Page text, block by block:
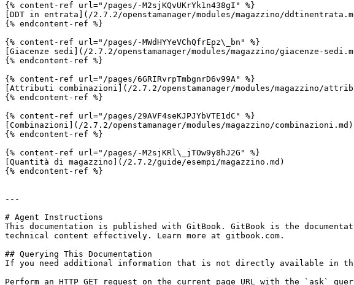
{% content-ref url="/pages/-M2sjKQvUKrYk1n438gI" %}
[DDT in entrata](/2.7.2/openstamanager/modules/magazzino/
{% endcontent-ref %}
{% content-ref url="/pages/-MWdHYYeVChQfrEpz\_bn" %}
[Giacenze sedi](/2.7.2/openstamanager/modules/magazzino/giacenze-
{% endcontent-ref %}
{% content-ref url="/pages/6GRIRvrpTmbgnrD6v99A" %}
[Attributi combinazioni](/2.7.2/openstamanager/modules/magazzino/
{% endcontent-ref %}
{% content-ref url="/pages/29AVF4seKJPJYbVTE1dC" %}
[Combinazioni](/2.7.2/openstamanager/modules/magazzino/combinazioni.md)
{% endcontent-ref %}
{% content-ref url="/pages/-M2sjKRl\_jTOw9y8hJ2G" %}
[Quantità di magazzino](/2.7.2/guide/esempi/magazzino.md)
{% endcontent-ref %}
---
# Agent Instructions
This documentation is published with GitBook. GitBook is the
technical content effectively. Learn more at gitbook.com.
## Querying This Documentation
If you need additional information that is not directly available in this
Perform an HTTP GET request on the current page URL with the `ask`